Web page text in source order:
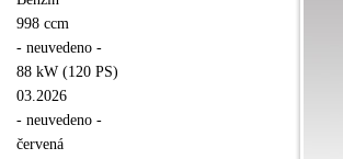
998 ccm
- neuvedeno -
88 kW (120 PS)
03.2026
- neuvedeno -
červená